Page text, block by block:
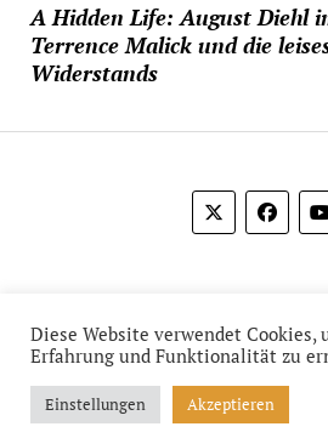
A Hidden Life: August Diehl
Terrence Malick und die
Widerstands
Mission News Themeby
Diese Website verwendet Cookies,
Erfahrung und Funktionalität zu
Einstellungen Akzeptieren